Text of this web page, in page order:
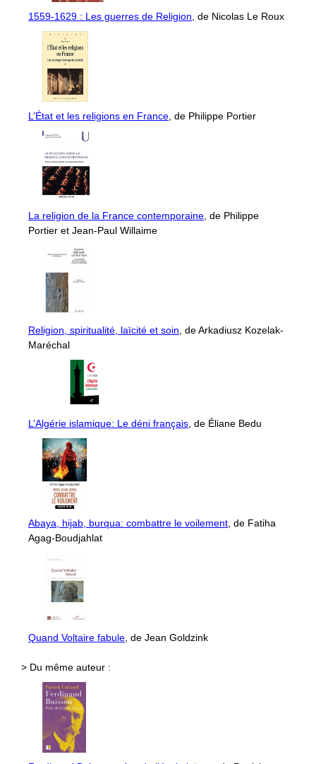
1559-1629 : Les guerres de Religion , de Nicolas Le Roux
L’État et les religions en France , de Philippe Portier
La religion de la France contemporaine , de Philippe
Portier et Jean-Paul Willaime
Religion, spiritualité, laïcité et soin , de Arkadiusz Kozelak-
Maréchal
L’Algérie islamique: Le déni français , de Éliane Bedu
Abaya, hijab, burqua: combattre le voilement , de Fatiha
Agag-Boudjahlat
Quand Voltaire fabule , de Jean Goldzink
> Du même auteur :